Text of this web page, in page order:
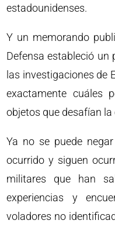
estadounidenses.
Y un memorando
Defensa estableció un
las investigaciones de
exactamente cuáles
objetos que desafían
Ya no se puede
ocurrido y siguen
militares que han
experiencias y
voladores no